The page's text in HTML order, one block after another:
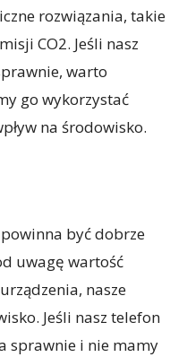
rozwiązania, takie
CO2. Jeśli nasz
warto
go wykorzystać
na środowisko.
być dobrze
uwagę wartość
nasze
Jeśli nasz telefon
sprawnie i nie mamy